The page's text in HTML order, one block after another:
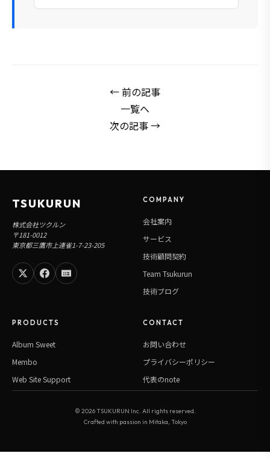
← 前の記事
一覧へ
次の記事 →
TSUKURUN
株式会社ツクルン
〒181-0012
東京都三鷹市上連雀1-7-23-205
COMPANY
会社案内
サービス
技術顧問契約
Team Tsukurun
技術ブログ
PRODUCTS
Album Sweet
Membo
Web Site Support
CONTACT
お問い合わせ
プライバシーポリシー
代表のnote
© 2026TSUKURUN Inc. All rights reserved.
Crafted with passion in Mitaka, Tokyo